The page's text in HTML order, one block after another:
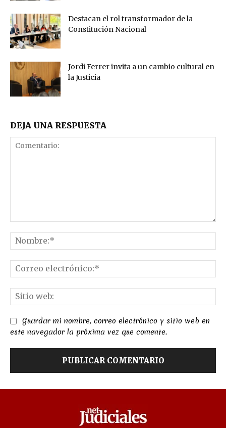
Destacan el rol transformador de la
Constitución Nacional
Jordi Ferrer invita a un cambio cultural en
la Justicia
DEJA UNA RESPUESTA
Guardar mi nombre, correo electrónico y sitio web en
este navegador la próxima vez que comente.